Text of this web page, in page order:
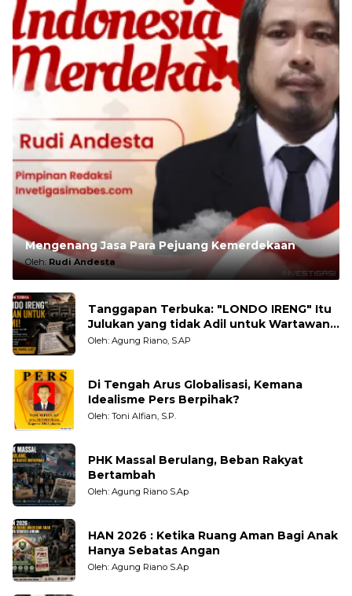
Mengenang Jasa Para Pejuang Kemerdekaan
Oleh:Rudi Andesta
Tanggapan Terbuka: "LONDO IRENG" Itu
Julukan yang tidak Adil untuk Wartawan,
Pengamat dan LSM
Oleh: Agung Riano, S.AP
Di Tengah Arus Globalisasi, Kemana
Idealisme Pers Berpihak?
Oleh: Toni Alfian, S.P.
PHK Massal Berulang, Beban Rakyat
Bertambah
Oleh: Agung Riano S.Ap
HAN 2026 : Ketika Ruang Aman Bagi Anak
Hanya Sebatas Angan
Oleh: Agung Riano S.Ap